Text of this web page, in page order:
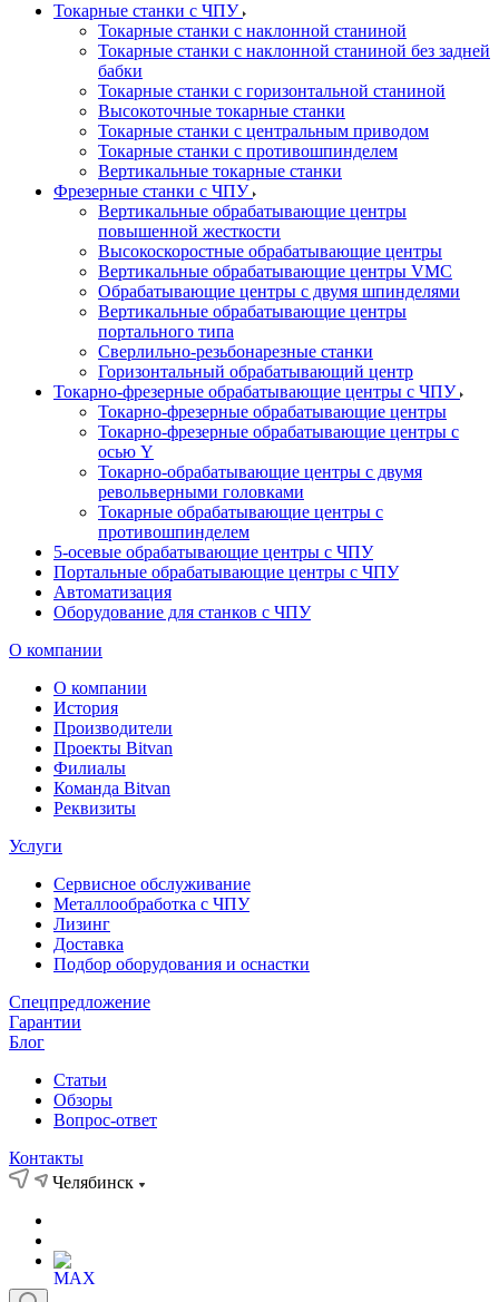
Токарные станки с ЧПУ
Токарные станки с наклонной станиной
Токарные станки с наклонной станиной без задней
бабки
Токарные станки с горизонтальной станиной
Высокоточные токарные станки
Токарные станки с центральным приводом
Токарные станки с противошпинделем
Вертикальные токарные станки
Фрезерные станки с ЧПУ
Вертикальные обрабатывающие центры
повышенной жесткости
Высокоскоростные обрабатывающие центры
Вертикальные обрабатывающие центры VMC
Обрабатывающие центры с двумя шпинделями
Вертикальные обрабатывающие центры
портального типа
Сверлильно-резьбонарезные станки
Горизонтальный обрабатывающий центр
Токарно-фрезерные обрабатывающие центры с ЧПУ
Токарно-фрезерные обрабатывающие центры
Токарно-фрезерные обрабатывающие центры с
осью Y
Токарно-обрабатывающие центры c двумя
револьверными головками
Токарные обрабатывающие центры с
противошпинделем
5-осевые обрабатывающие центры с ЧПУ
Портальные обрабатывающие центры с ЧПУ
Автоматизация
Оборудование для станков с ЧПУ
О компании
О компании
История
Производители
Проекты Bitvan
Филиалы
Команда Bitvan
Реквизиты
Услуги
Сервисное обслуживание
Металлообработка с ЧПУ
Лизинг
Доставка
Подбор оборудования и оснастки
Спецпредложение
Гарантии
Блог
Статьи
Обзоры
Вопрос-ответ
Контакты
Челябинск